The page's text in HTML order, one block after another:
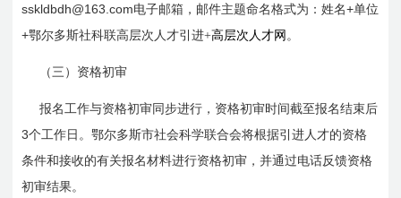
sskldbdh@163.com电子邮箱，邮件主题命名格式为：姓名+单位
+鄂尔多斯社科联高层次人才引进+高层次人才网 。
（三）资格初审
报名工作与资格初审同步进行，资格初审时间截至报名结束后
3个工作日。鄂尔多斯市社会科学联合会将根据引进人才的资格
条件和接收的有关报名材料进行资格初审，并通过电话反馈资格
初审结果。